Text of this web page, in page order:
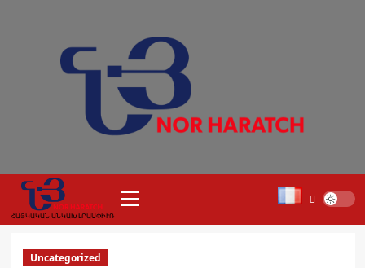
ՀԱՅԿԱԿԱՆ ԱՆԿԱԽ ԼՐԱՍՓԻՒՌ
Menu
Uncategorized